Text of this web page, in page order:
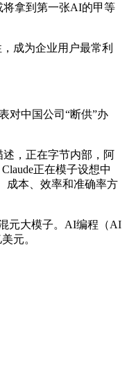
将拿到第一张AI的甲等
成为企业用户最常利
对中国公司“断供”办
，正在字节内部，阿
正在模子设想中
成本、效率和准确率方
元大模子。AI编程（AI
元。